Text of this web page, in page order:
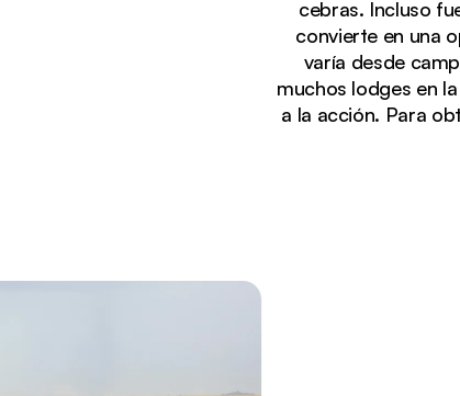
Globos aerostáticos flotando sobre el río
cebras. Incluso
convierte en una
varía desde
muchos lodges en
a la acción. Para